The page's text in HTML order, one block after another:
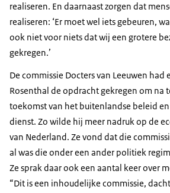
realiseren. En daarnaast zorgen dat
realiseren: ‘Er moet wel iets gebeuren,
ook niet voor niets dat wij een grotere
gekregen.’
De commissie Docters van Leeuwen had
Rosenthal de opdracht gekregen om na
toekomst van het buitenlandse beleid
dienst. Zo wilde hij meer nadruk op de
van Nederland. Ze vond dat die
al was die onder een ander politiek
Ze sprak daar ook een aantal keer over
“Dit is een inhoudelijke commissie,